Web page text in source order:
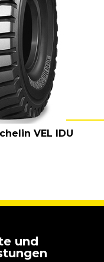
VEL IDU
und